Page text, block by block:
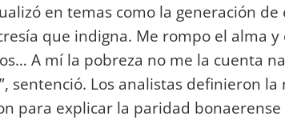
en temas como la generación de
que indigna. Me rompo el alma y
A mí la pobreza no me la cuenta
sentenció. Los analistas definieron
para explicar la paridad